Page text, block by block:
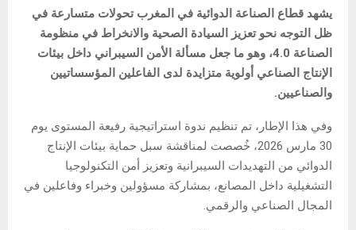
يشهد قطاع الصناعة الدوائية في المغرب تحولات متسارعة في
ظل التوجه نحو تعزيز السيادة الصحية والانخراط في منظومة
الصناعة 4.0، وهو ما جعل مسألة الأمن السيبراني داخل بيئات
الإنتاج الصناعي أولوية متزايدة لدى الفاعلين المؤسساتيين
والصناعيين.
وفي هذا الإطار، تم تنظيم ندوة استراتيجية رفيعة المستوى يوم
30 مارس 2026، خُصصت لمناقشة سبل حماية بيئات الإنتاج
الدوائي من التهديدات السيبرانية وتعزيز أمن التكنولوجيا
التشغيلية داخل المصانع، بمشاركة مسؤولين وخبراء وفاعلين في
المجال الصناعي والرقمي.